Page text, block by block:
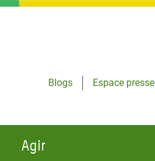
Blogs
Espace presse
Agir